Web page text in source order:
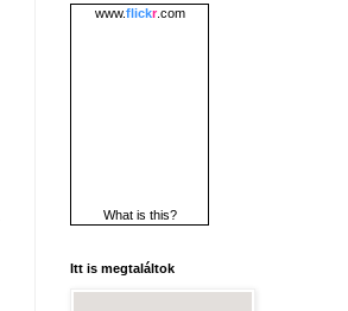
www.flickr.com
What is this?
Itt is megtaláltok